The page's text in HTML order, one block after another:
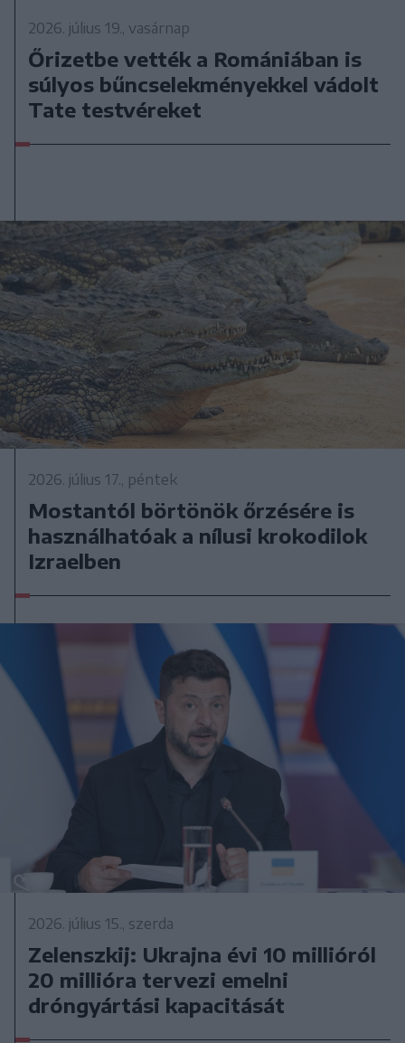
2026. július 19., vasárnap
Őrizetbe vették a Romániában is
súlyos bűncselekményekkel vádolt
Tate testvéreket
2026. július 17., péntek
Mostantól börtönök őrzésére is
használhatóak a nílusi krokodilok
Izraelben
2026. július 15., szerda
Zelenszkij: Ukrajna évi 10 millióról
20 millióra tervezi emelni
dróngyártási kapacitását